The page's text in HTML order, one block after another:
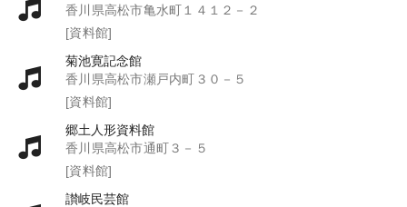
香川県高松市亀水町１４１２－２
[資料館]
菊池寛記念館
香川県高松市瀬戸内町３０－５
[資料館]
郷土人形資料館
香川県高松市通町３－５
[資料館]
讃岐民芸館